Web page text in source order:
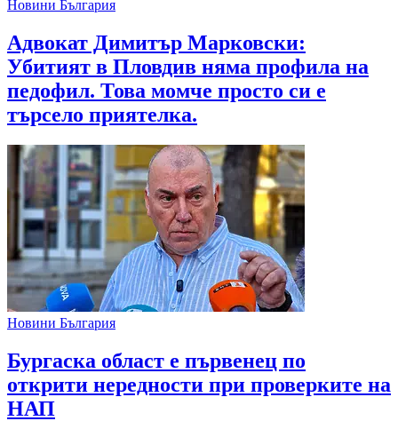
Новини България
Адвокат Димитър Марковски:
Убитият в Пловдив няма профила на
педофил. Това момче просто си е
търсело приятелка.
Новини България
Бургаска област е първенец по
открити нередности при проверките на
НАП